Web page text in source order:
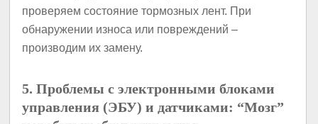
проверяем состояние тормозных лент. При
обнаружении износа или повреждений –
производим их замену.
5. Проблемы с электронными блоками
управления (ЭБУ) и датчиками: “Мозг”